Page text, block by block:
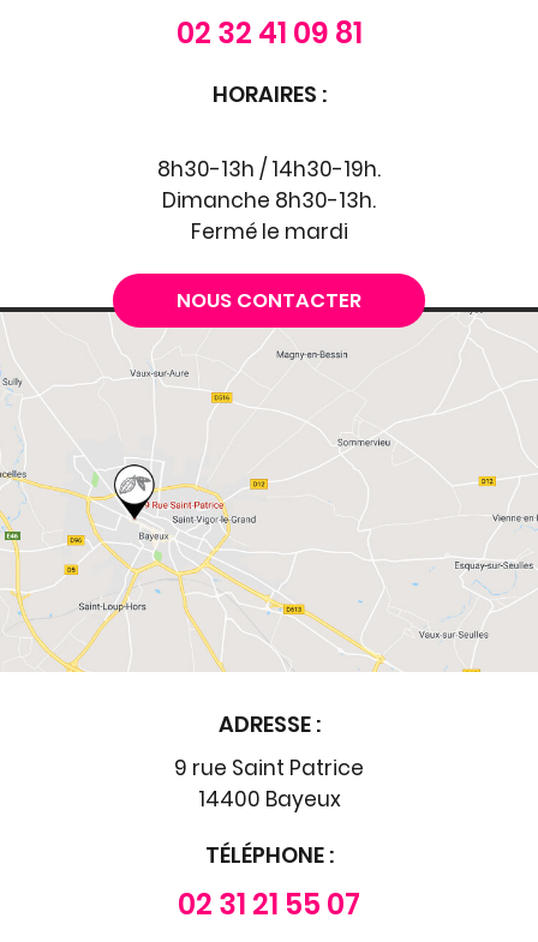
02 32 41 09 81
HORAIRES :
8h30-13h / 14h30-19h.
Dimanche 8h30-13h.
Fermé le mardi
ADRESSE :
9 rue Saint Patrice
14400 Bayeux
TÉLÉPHONE :
02 31 21 55 07
NOUS CONTACTER